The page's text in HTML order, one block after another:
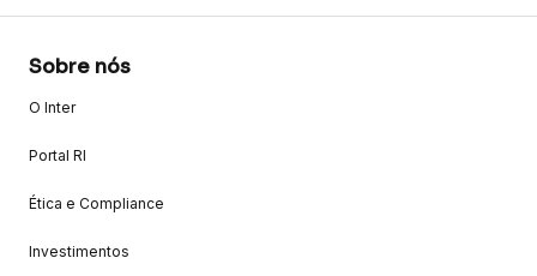
Sobre nós
O Inter
Portal RI
Ética e Compliance
Investimentos